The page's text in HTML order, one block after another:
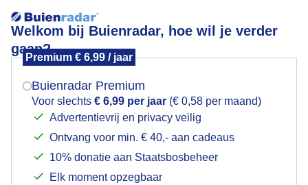
Welkom bij Buienradar, hoe wil je verder
gaan?
Premium € 6,99 / jaar
Buienradar Premium
Voor slechts € 6,99 per jaar (€ 0,58 per maand)
Advertentievrij en privacy veilig
Ontvang voor min. € 40,- aan cadeaus
10% donatie aan Staatsbosbeheer
Elk moment opzegbaar
Begin van het weekend
Mogen we je locatie gebruiken voor het
Indien je hier nog geen akkoord op hebt gegeven,
verschijnt er zo een pop-up uit je browser waarin